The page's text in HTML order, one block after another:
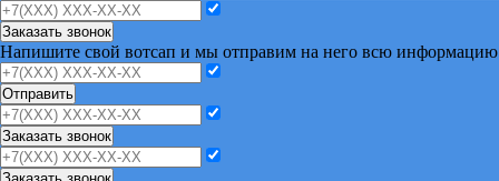
Заказать звонок
Напишите свой вотсап и мы отправим на него всю информацию
Отправить
Заказать звонок